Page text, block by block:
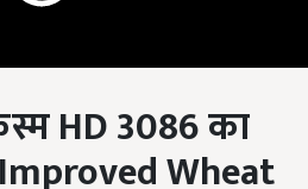
HD3086 का
Wheat